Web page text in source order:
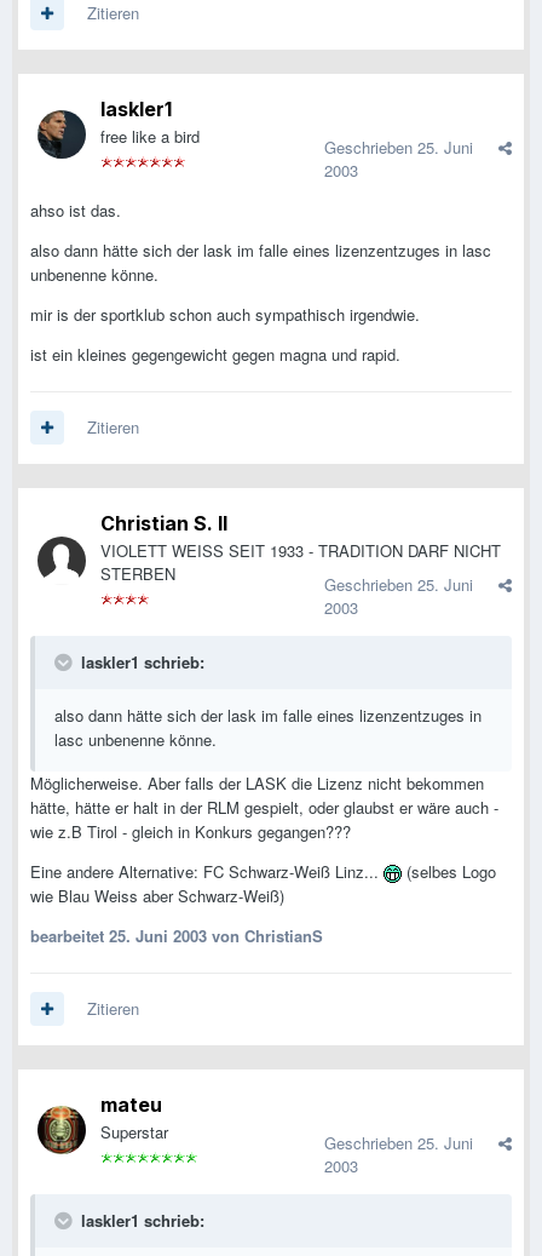
Zitieren
laskler1
free like a bird Geschrieben 25. Juni
2003
ahso ist das.
also dann hätte sich der lask im falle eines lizenzentzuges in lasc
unbenenne könne.
mir is der sportklub schon auch sympathisch irgendwie.
ist ein kleines gegengewicht gegen magna und rapid.
Zitieren
Christian S. II
VIOLETT WEISS SEIT 1933 - TRADITION DARF NICHT
STERBEN
Geschrieben 25. Juni
2003
laskler1 schrieb:
also dann hätte sich der lask im falle eines lizenzentzuges in
lasc unbenenne könne.
Möglicherweise. Aber falls der LASK die Lizenz nicht bekommen
hätte, hätte er halt in der RLM gespielt, oder glaubst er wäre auch -
wie z.B Tirol - gleich in Konkurs gegangen???
Eine andere Alternative: FC Schwarz-Weiß Linz...
(selbes Logo
wie Blau Weiss aber Schwarz-Weiß)
bearbeitet 25. Juni 2003 von ChristianS
Zitieren
mateu
Superstar Geschrieben 25. Juni
2003
laskler1 schrieb: